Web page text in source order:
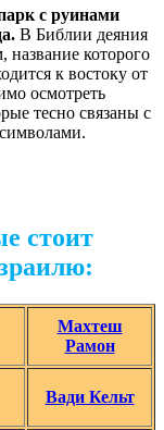
с руинами
В Библии деяния
название которого
к востоку от
осмотреть
тесно связаны с
стоит
Махтеш
Рамон
Вади Кельт